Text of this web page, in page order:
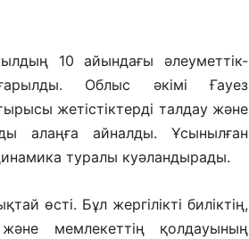
10 айындағы әлеуметтік-
Облыс әкімі Ғауез
жетістіктерді талдау және
алаңға айналды. Ұсынылған
туралы куәландырады.
өсті. Бұл жергілікті биліктің,
мемлекеттің қолдауының